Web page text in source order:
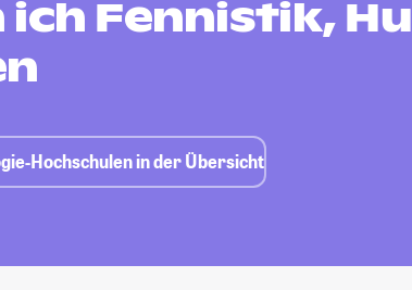
ich Fennistik,
Hochschulen in der Übersicht